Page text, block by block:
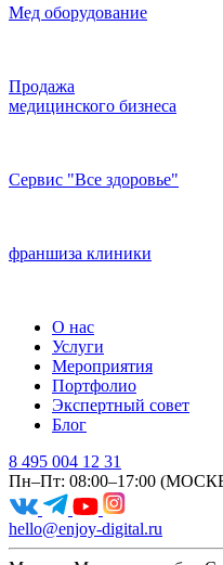
Мед оборудование
Продажа
медицинского бизнеса
Сервис "Все здоровье"
франшиза клиники
О нас
Услуги
Мероприятия
Портфолио
Экспертный совет
Блог
8 495 004 12 31
Пн–Пт: 08:00–17:00
hello@enjoy-digital.ru